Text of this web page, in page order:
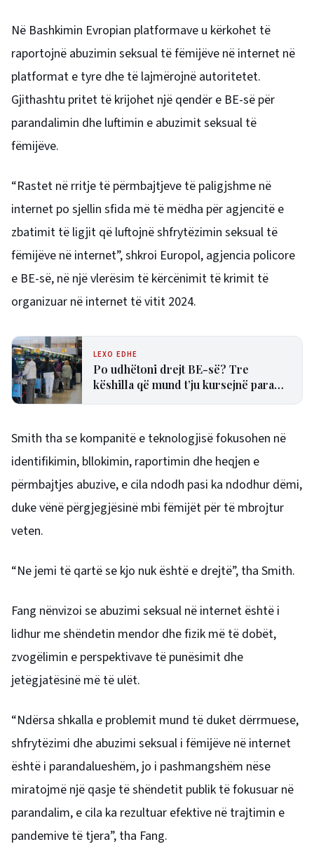
Në Bashkimin Evropian platformave u kërkohet të
raportojnë abuzimin seksual të fëmijëve në internet në
platformat e tyre dhe të lajmërojnë autoritetet.
Gjithashtu pritet të krijohet një qendër e BE-së për
parandalimin dhe luftimin e abuzimit seksual të
fëmijëve.
“Rastet në rritje të përmbajtjeve të paligjshme në
internet po sjellin sfida më të mëdha për agjencitë e
zbatimit të ligjit që luftojnë shfrytëzimin seksual të
fëmijëve në internet”, shkroi Europol, agjencia policore
e BE-së, në një vlerësim të kërcënimit të krimit të
organizuar në internet të vitit 2024.
LEXO EDHE
Po udhëtoni drejt BE-së? Tre
këshilla që mund t’ju kursejnë para
Smith tha se kompanitë e teknologjisë fokusohen në
identifikimin, bllokimin, raportimin dhe heqjen e
përmbajtjes abuzive, e cila ndodh pasi ka ndodhur dëmi,
duke vënë përgjegjësinë mbi fëmijët për të mbrojtur
veten.
“Ne jemi të qartë se kjo nuk është e drejtë”, tha Smith.
Fang nënvizoi se abuzimi seksual në internet është i
lidhur me shëndetin mendor dhe fizik më të dobët,
zvogëlimin e perspektivave të punësimit dhe
jetëgjatësinë më të ulët.
“Ndërsa shkalla e problemit mund të duket dërrmuese,
shfrytëzimi dhe abuzimi seksual i fëmijëve në internet
është i parandalueshëm, jo ​​i pashmangshëm nëse
miratojmë një qasje të shëndetit publik të fokusuar në
parandalim, e cila ka rezultuar efektive në trajtimin e
pandemive të tjera”, tha Fang.